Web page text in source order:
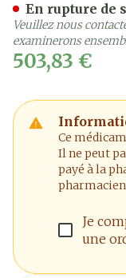
503,83 €
Ce
Il ne peut
payé à la
Je
une
En rupture de
Veuillez nous
examinerons